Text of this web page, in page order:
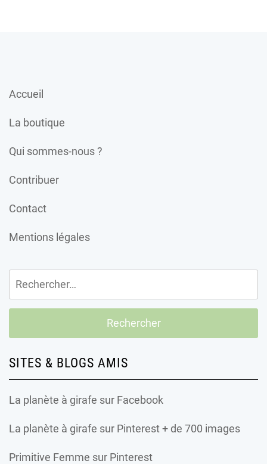
Accueil
La boutique
Qui sommes-nous ?
Contribuer
Contact
Mentions légales
Rechercher :
SITES & BLOGS AMIS
La planète à girafe sur Facebook
La planète à girafe sur Pinterest + de 700 images
Primitive Femme sur Pinterest